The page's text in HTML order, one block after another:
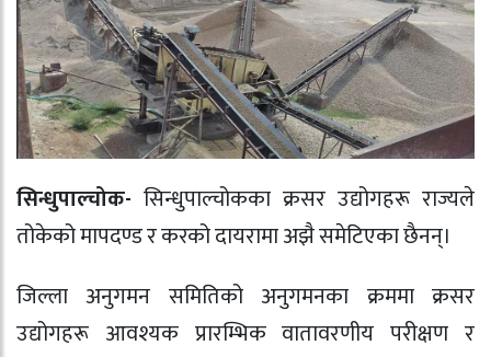
सिन्धुपाल्चोक- सिन्धुपाल्चोकका क्रसर उद्योगहरू राज्यले
तोकेको मापदण्ड र करको दायरामा अझै समेटिएका छैनन्।
जिल्ला अनुगमन समितिको अनुगमनका क्रममा क्रसर
उद्योगहरू आवश्यक प्रारम्भिक वातावरणीय परीक्षण र